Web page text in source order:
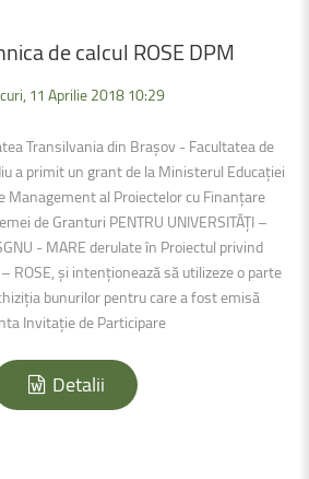
decalcul ROSEDPM
11 Aprilie 2018 10:29
Transilvania din Brașov - Facultatea de
a primit un grant de la Ministerul Educației
Management al Proiectelor cu Finanțare
de Granturi PENTRU UNIVERSITĂȚI –
- MARE derulate în Proiectul privind
ROSE, şi intenţionează să utilizeze o parte
bunurilor pentru care a fost emisă
Invitație de Participare
Detalii